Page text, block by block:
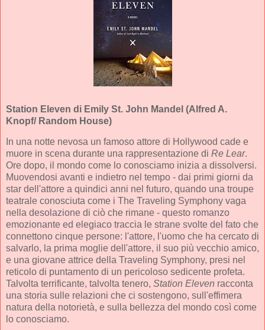
Station Eleven di Emily St. John Mandel (Alfred A.
Knopf/ Random House)
In una notte nevosa un famoso attore di Hollywood cade e
muore in scena durante una rappresentazione di Re Lear.
Ore dopo, il mondo come lo conosciamo inizia a dissolversi.
Muovendosi avanti e indietro nel tempo - dai primi giorni da
star dell'attore a quindici anni nel futuro, quando una troupe
teatrale conosciuta come i The Traveling Symphony vaga
nella desolazione di ciò che rimane - questo romanzo
emozionante ed elegiaco traccia le strane svolte del fato che
connettono cinque persone: l'attore, l'uomo che ha cercato di
salvarlo, la prima moglie dell'attore, il suo più vecchio amico,
e una giovane attrice della Traveling Symphony, presi nel
reticolo di puntamento di un pericoloso sedicente profeta.
Talvolta terrificante, talvolta tenero, Station Eleven racconta
una storia sulle relazioni che ci sostengono, sull'effimera
natura della notorietà, e sulla bellezza del mondo così come
lo conosciamo.